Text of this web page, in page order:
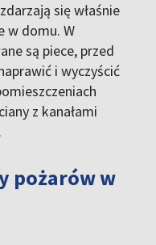
się właśnie
w domu. W
są piece, przed
i wyczyścić
z kanałami
pożarów w